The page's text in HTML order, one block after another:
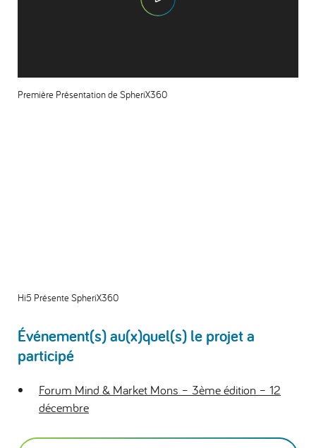
Première Présentation de SpheriX360
Hi5 Présente SpheriX360
Événement(s) au(x)quel(s) le projet a
participé
Forum Mind & Market Mons – 3ème édition – 12
décembre